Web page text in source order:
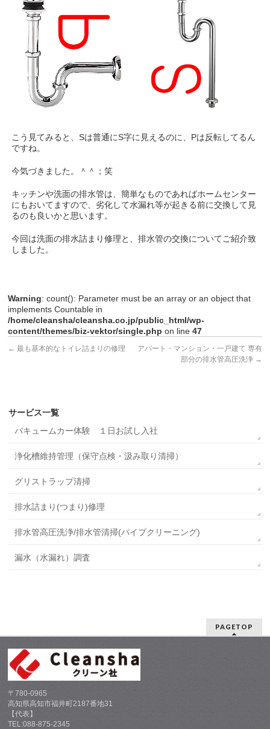
こう見てみると、Sは普通にS字に見えるのに、Pは反転してるん
ですね。
今気づきました。＾＾；笑
キッチンや洗面の排水管は、簡単なものであればホームセンター
にもおいてますので、劣化して水漏れ等が起きる前に交換して見
るのも良いかと思います。
今回は洗面の排水詰まり修理と、排水管の交換についてご紹介致
しました。
Warning: count(): Parameter must be an array or an object that
implements Countable in
/home/cleansha/cleansha.co.jp/public_html/wp-
content/themes/biz-vektor/single.php on line47
← 最も基本的なトイレ詰まりの修理
アパート・マンション・一戸建て 専有
部分の排水管高圧洗浄 →
サービス一覧
バキュームカー体験 １日お試し入社
浄化槽維持管理（保守点検・汲み取り清掃）
グリストラップ清掃
排水詰まり(つまり)修理
排水管高圧洗浄/排水管清掃(パイプクリーニング)
漏水（水漏れ）調査
PAGETOP
〒780-0965
高知県高知市福井町2187番地31
【代表】
TEL:088-875-2345